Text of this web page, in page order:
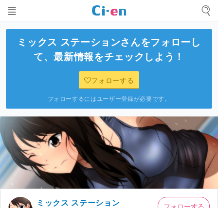
ミックス ステーションさんをフォローし
て、最新情報をチェックしよう！
フォローする
フォローするにはユーザー登録が必要です。
ミックス ステーション